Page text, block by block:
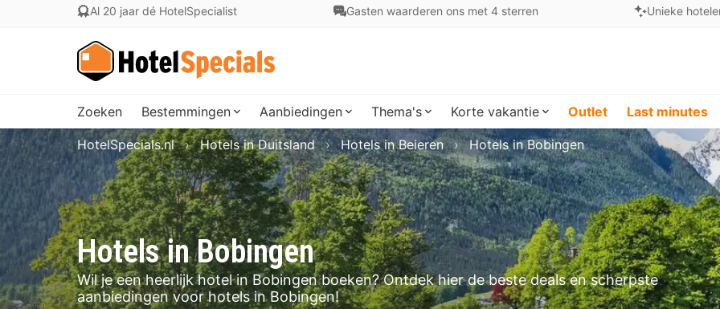
Al 20 jaar dé HotelSpecialist Gasten waarderen ons met 4 sterren Unieke
Zoeken Bestemmingen Aanbiedingen Thema's Korte vakantie Outlet Last minutes
Hotels in Bobingen
Wil je een heerlijk hotel in Bobingen boeken? Ontdek hier de beste deals en scherpste
aanbiedingen voor hotels in Bobingen!
HotelSpecials.nl Hotels in Duitsland Hotels in Beieren Hotels in Bobingen